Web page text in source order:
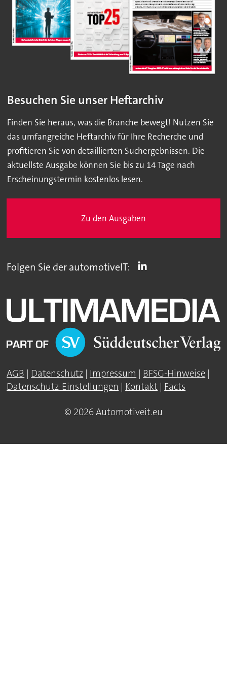
Besuchen Sie unser Heftarchiv
Finden Sie heraus, was die Branche bewegt! Nutzen Sie
das umfangreiche Heftarchiv für Ihre Recherche und
profitieren Sie von detaillierten Suchergebnissen. Die
aktuellste Ausgabe können Sie bis zu 14 Tage nach
Erscheinungstermin kostenlos lesen.
Zu den Ausgaben
Folgen Sie der automotiveIT:
AGB | Datenschutz | Impressum | BFSG-Hinweise |
Datenschutz-Einstellungen | Kontakt | Facts
© 2026 Automotiveit.eu